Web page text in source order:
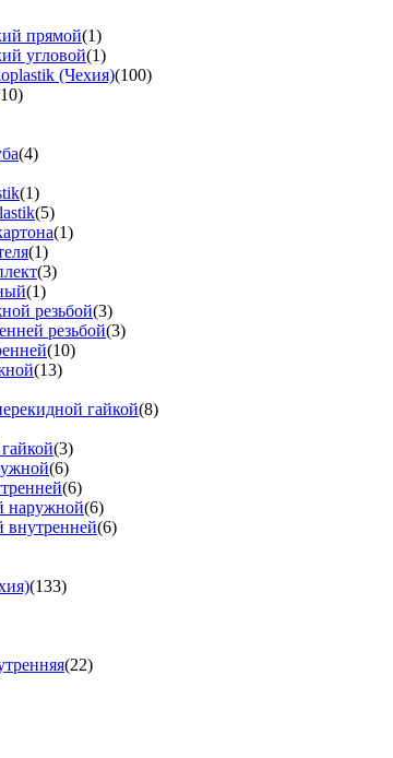
прямой(1)
угловой(1)
(Чехия)(100)
(4)
(1)
(5)
(1)
(1)
(3)
(1)
резьбой(3)
резьбой(3)
(10)
(13)
гайкой(8)
(3)
(6)
(6)
наружной(6)
внутренней(6)
(133)
(22)